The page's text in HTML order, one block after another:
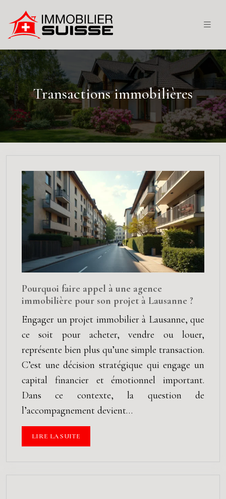
Transactions immobilières
Pourquoi faire appel à une agence
immobilière pour son projet à Lausanne ?
Engager un projet immobilier à Lausanne, que
ce soit pour acheter, vendre ou louer,
représente bien plus qu’une simple transaction.
C’est une décision stratégique qui engage un
capital financier et émotionnel important.
Dans ce contexte, la question de
l’accompagnement devient…
LIRE LA SUITE